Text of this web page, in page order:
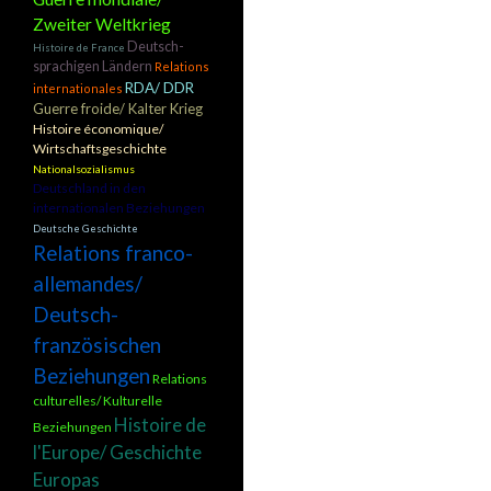
Zweiter Weltkrieg
Histoire de France Deutsch-
sprachigen Ländern Relations
internationales RDA/ DDR
Guerre froide/ Kalter Krieg
Histoire économique/
Wirtschaftsgeschichte
Nationalsozialismus
Deutschland in den
internationalen Beziehungen
Deutsche Geschichte
Relations franco-
allemandes/
Deutsch-
französischen
Beziehungen Relations
culturelles/ Kulturelle
Beziehungen Histoire de
l'Europe/ Geschichte
Europas